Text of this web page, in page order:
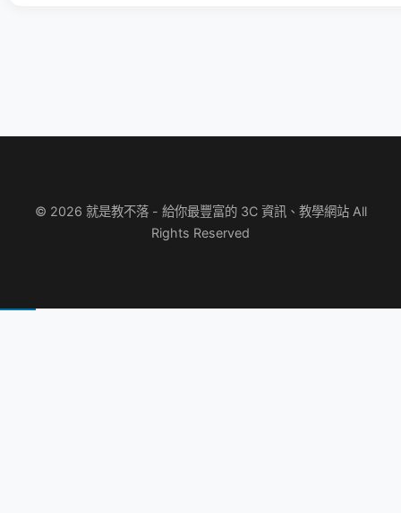
© 2026 就是教不落 - 給你最豐富的 3C 資訊、教學網站 All
Rights Reserved